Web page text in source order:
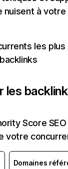
nuisent à
les
les
Score
votre
Domaines